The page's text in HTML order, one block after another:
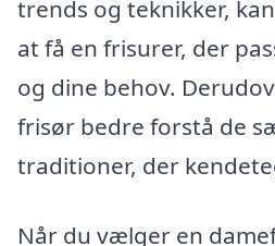
trends og teknikker,
at få en frisurer, der
og dine behov.
frisør bedre forstå de
traditioner, der
Når du vælger en